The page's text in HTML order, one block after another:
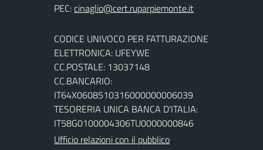
PEC:
CODICE UNIVOCO PER FATTURAZIONE
ELETTRONICA: UFEYWE
CC.POSTALE: 13037148
CC.BANCARIO:
IT64X0608510316000000006039
TESORERIA UNICA BANCA D'ITALIA:
IT58G0100004306TU0000000846
Ufficio relazioni con il pubblico